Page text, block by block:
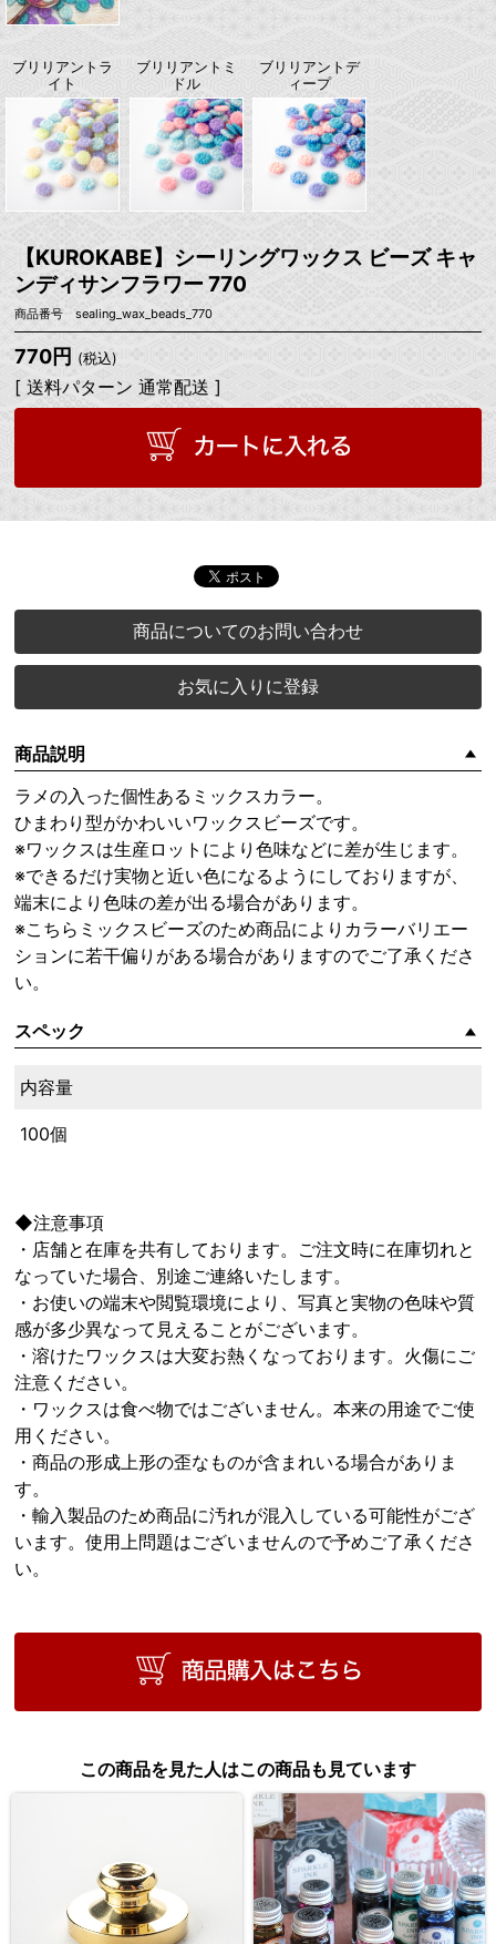
ブリリアントラ
イト
ブリリアントミ
ドル
ブリリアントデ
ィープ
【KUROKABE】シーリングワックス ビーズ キャ
ンディサンフラワー 770
商品番号 sealing_wax_beads_770
770円 (税込)
[ 送料パターン 通常配送 ]
商品についてのお問い合わせ
お気に入りに登録
商品説明
ラメの入った個性あるミックスカラー。
ひまわり型がかわいいワックスビーズです。
※ワックスは生産ロットにより色味などに差が生じます。
※できるだけ実物と近い色になるようにしておりますが、
端末により色味の差が出る場合があります。
※こちらミックスビーズのため商品によりカラーバリエー
ションに若干偏りがある場合がありますのでご了承くださ
い。
スペック
内容量
100個
◆注意事項
・店舗と在庫を共有しております。ご注文時に在庫切れと
なっていた場合、別途ご連絡いたします。
・お使いの端末や閲覧環境により、写真と実物の色味や質
感が多少異なって見えることがございます。
・溶けたワックスは大変お熱くなっております。火傷にご
注意ください。
・ワックスは食べ物ではございません。本来の用途でご使
用ください。
・商品の形成上形の歪なものが含まれいる場合がありま
す。
・輸入製品のため商品に汚れが混入している可能性がござ
います。使用上問題はございませんので予めご了承くださ
い。
この商品を見た人はこの商品も見ています